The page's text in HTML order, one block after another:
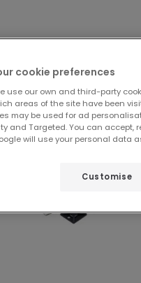
cookie preferences
use our own and third-party
areas of the site have been
may be used for ad
and Targeted. You can accept,
will use your personal data
Customise